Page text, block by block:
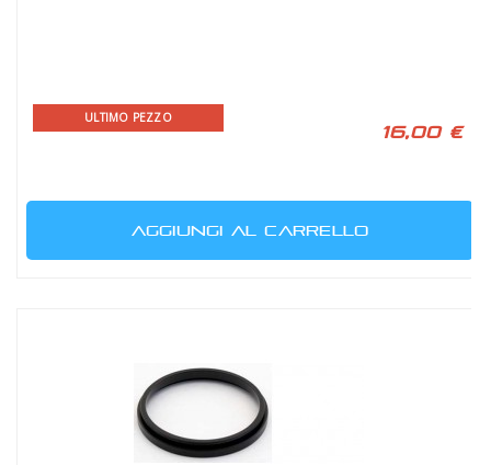
ULTIMO PEZZO
16,00 €
AGGIUNGI AL CARRELLO